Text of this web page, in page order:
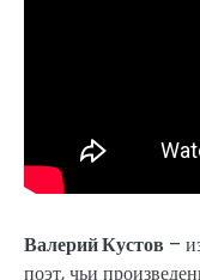
Валерий Кустов –
поэт, чьи